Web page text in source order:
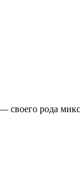
своего рода